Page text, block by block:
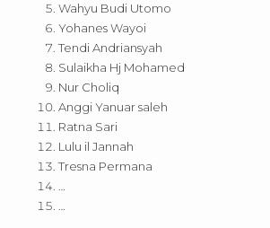
Wahyu Budi Utomo
Yohanes Wayoi
Tendi Andriansyah
Sulaikha Hj Mohamed
Nur Choliq
Anggi Yanuar saleh
Ratna Sari
Lulu il Jannah
Tresna Permana